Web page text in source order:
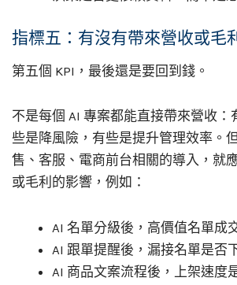
指標五：有沒有帶來營收或毛
第五個 KPI，最後還是要回到錢。
不是每個 AI 專案都能直接帶來營收：
些是降風險，有些是提升管理效率。
售、客服、電商前台相關的導入，就
或毛利的影響，例如：
AI 名單分級後，高價值名單成
AI 跟單提醒後，漏接名單是否
AI 商品文案流程後，上架速度